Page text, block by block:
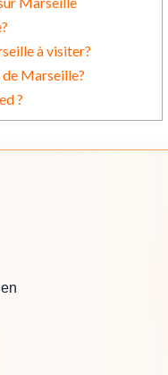
à visiter?
Marseille?
?